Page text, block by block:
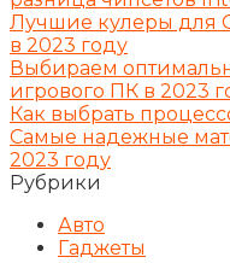
Лучшие кулеры для
в 2023 году
Выбираем
игрового ПК в 2023
Как выбрать
Самые надежные
2023 году
Рубрики
Авто
Гаджеты